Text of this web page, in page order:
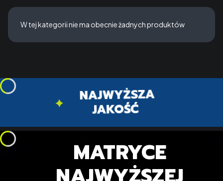
Lista produktów
W tej kategorii nie ma obecnie żadnych produktów
NAJWYŻSZA
JAKOŚĆ
MATRYCE